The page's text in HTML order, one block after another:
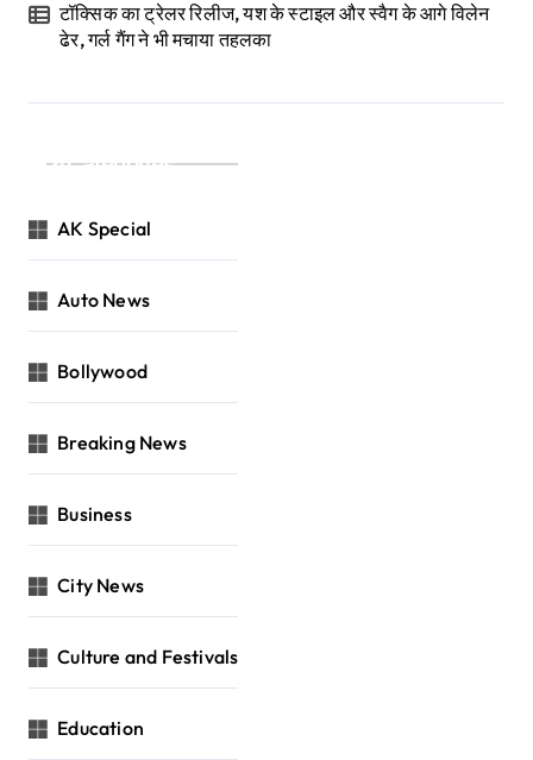
टॉक्सिक का ट्रेलर रिलीज, यश के स्टाइल और स्वैग के आगे विलेन
ढेर, गर्ल गैंग ने भी मचाया तहलका
Categories
AK Special
Auto News
Bollywood
Breaking News
Business
City News
Culture and Festivals
Education